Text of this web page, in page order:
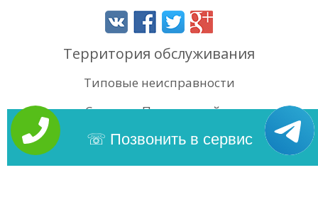
Территория обслуживания
Типовые неисправности
Статьи
Поиск по сайту
Позвонить в сервис